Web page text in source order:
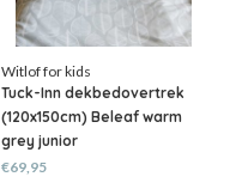
Witlof for kids
Tuck-Inn dekbedovertrek
(120x150cm) Beleaf warm
grey junior
€69,95